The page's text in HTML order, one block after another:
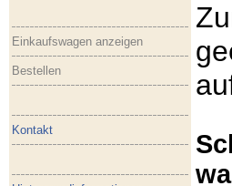
Einkaufswagen anzeigen
Bestellen
Kontakt